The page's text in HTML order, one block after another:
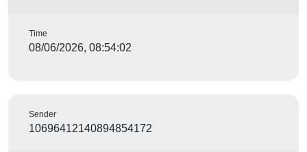
Time
08/06/2026, 08:54:02
Sender
10696412140894854172